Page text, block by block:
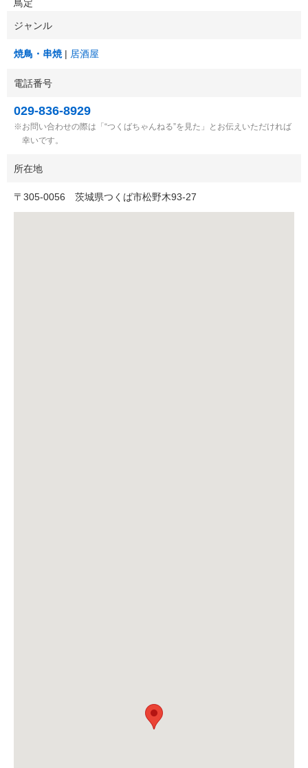
鳥定
ジャンル
焼鳥・串焼 居酒屋
電話番号
029-836-8929
お問い合わせの際は「“つくばちゃんねる”を見た」とお伝えいただければ
幸いです。
所在地
〒 305-0056 茨城県つくば市松野木93-27